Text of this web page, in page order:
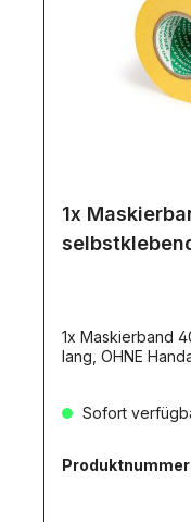
1x
1x Maskierband
lang, OHNE
Sofort